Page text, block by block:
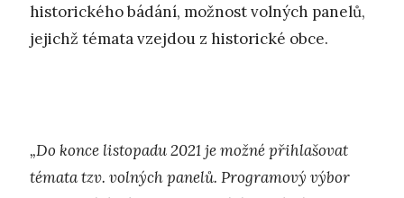
historického bádání, možnost volných panelů,
jejichž témata vzejdou z historické obce.
„Do konce listopadu 2021 je možné přihlašovat
témata tzv. volných panelů. Programový výbor